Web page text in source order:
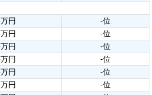
円 -位
円 -位
円 -位
円 -位
円 -位
円 -位